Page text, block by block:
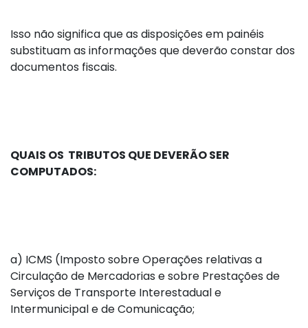
Isso não significa que as disposições em painéis
substituam as informações que deverão constar dos
documentos fiscais.
QUAIS OS TRIBUTOS QUE DEVERÃO SER
COMPUTADOS:
a) ICMS (Imposto sobre Operações relativas a
Circulação de Mercadorias e sobre Prestações de
Serviços de Transporte Interestadual e
Intermunicipal e de Comunicação;